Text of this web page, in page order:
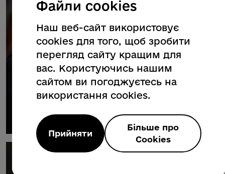
Файли cookies
Наш веб-сайт використовує
cookies для того, щоб зробити
перегляд сайту кращим для
вас. Користуючись нашим
сайтом ви погоджуєтесь на
використання cookies.
Прийняти
Більше про
Cookies